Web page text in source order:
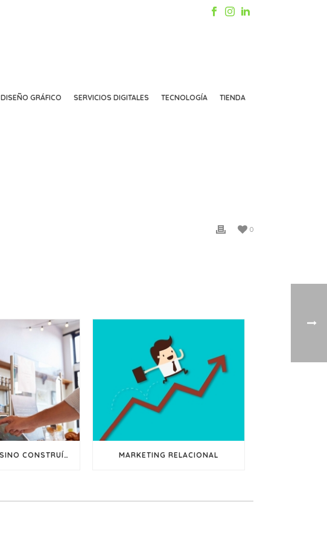
DISEÑO GRÁFICO SERVICIOS DIGITALES TECNOLOGÍA TIENDA
0
NO ES VENDER, SINO CONSTRUÍR RELACIONES MARKETING RELACIONAL